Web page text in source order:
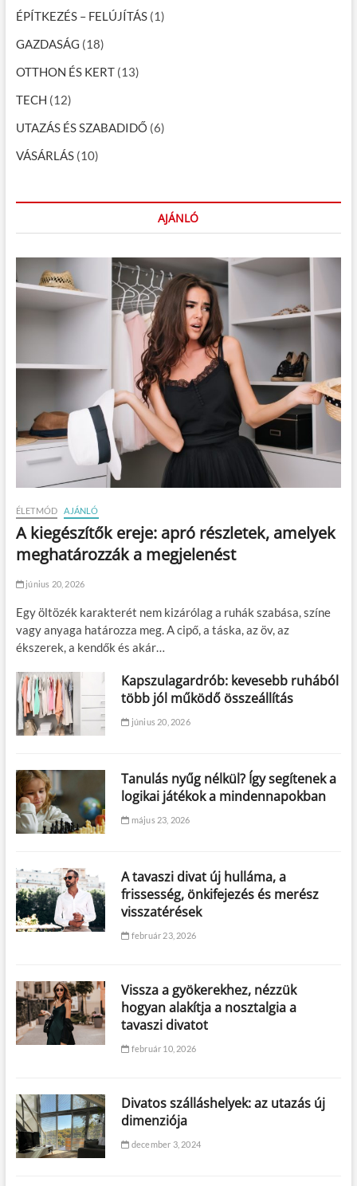
c
i
ó
ÉPÍTKEZÉS – FELÚJÍTÁS(1)
GAZDASÁG (18)
OTTHON ÉS KERT(13)
TECH (12)
UTAZÁS ÉS SZABADIDŐ (6)
VÁSÁRLÁS(10)
AJÁNLÓ
ÉLETMÓD AJÁNLÓ
A kiegészítők ereje: apró részletek, amelyek
meghatározzák a megjelenést
június 20, 2026
Egy öltözék karakterét nem kizárólag a ruhák szabása, színe
vagy anyaga határozza meg. A cipő, a táska, az öv, az
ékszerek, a kendők és akár…
Kapszulagardrób: kevesebb ruhából
több jól működő összeállítás
június 20, 2026
Tanulás nyűg nélkül? Így segítenek a
logikai játékok a mindennapokban
május 23, 2026
A tavaszi divat új hulláma, a
frissesség, önkifejezés és merész
visszatérések
február 23, 2026
Vissza a gyökerekhez, nézzük
hogyan alakítja a nosztalgia a
tavaszi divatot
február 10, 2026
Divatos szálláshelyek: az utazás új
dimenziója
december 3, 2024